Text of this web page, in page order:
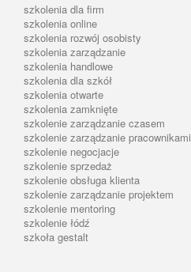
szkolenia dla firm
szkolenia online
szkolenia rozwój osobisty
szkolenia zarządzanie
szkolenia handlowe
szkolenia dla szkół
szkolenia otwarte
szkolenia zamknięte
szkolenie zarządzanie czasem
szkolenie zarządzanie pracownikami
szkolenie negocjacje
szkolenie sprzedaż
szkolenie obsługa klienta
szkolenie zarządzanie projektem
szkolenie mentoring
szkolenie łódź
szkoła gestalt